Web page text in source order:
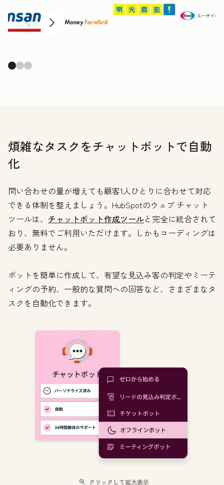
前へ 次へ
煩雑なタスクをチャットボットで自動
化
問い合わせの量が増えても顧客1人ひとりに合わせて対応
できる体制を整えましょう。HubSpotのウェブ チャット
ツールは、 チャットボット作成ツールと完全に統合されて
おり、無料でご利用いただけます。しかもコーディングは
必要ありません。
ボットを簡単に作成して、有望な見込み客の判定やミーテ
ィングの予約、一般的な質問への回答など、さまざまなタ
スクを自動化できます。
クリックして拡大表示